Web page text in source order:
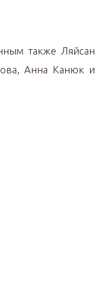
также Ляйсан
Анна Канюк и